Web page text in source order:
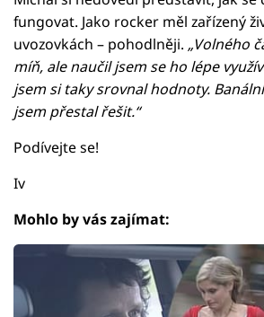
fungovat. Jako rocker měl zařízený
uvozovkách – pohodlněji. „Volného
míň, ale naučil jsem se ho lépe
jsem si taky srovnal hodnoty.
jsem přestal řešit.“
Podívejte se!
Iv
Mohlo by vás zajímat: